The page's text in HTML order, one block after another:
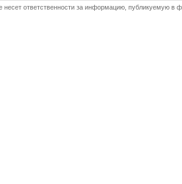
несет ответственности за информацию, публикуемую